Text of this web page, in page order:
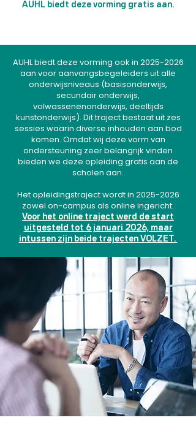
AUHL biedt deze vorming gratis aan.
AUHL biedt deze vorming ook in 2025-2026
aan voor aanvangsbegeleiders uit alle
onderwijsniveaus (basisonderwijs,
secundair onderwijs,
volwassenenonderwijs, deeltijds
kunstonderwijs). Dit traject bestaat uit zes
sessies waarin diverse inhouden aan bod
komen. Omdat wij deze vorm van
ondersteuning zeer belangrijk vinden
bieden we deze opleiding gratis aan de
scholen aan.
​​Het opleidingstraject wordt in 2025-2026
zowel on-campus als online ingericht.
Voor het online traject werd de start
uitgesteld tot 6 januari 2026, maar
intussen zijn beide trajecten VOLZET.